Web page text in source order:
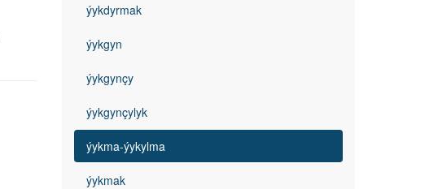
ýykdyrmak
ýykgyn
ýykgynçy
ýykgynçylyk
ýykma-ýykylma
ýykmak